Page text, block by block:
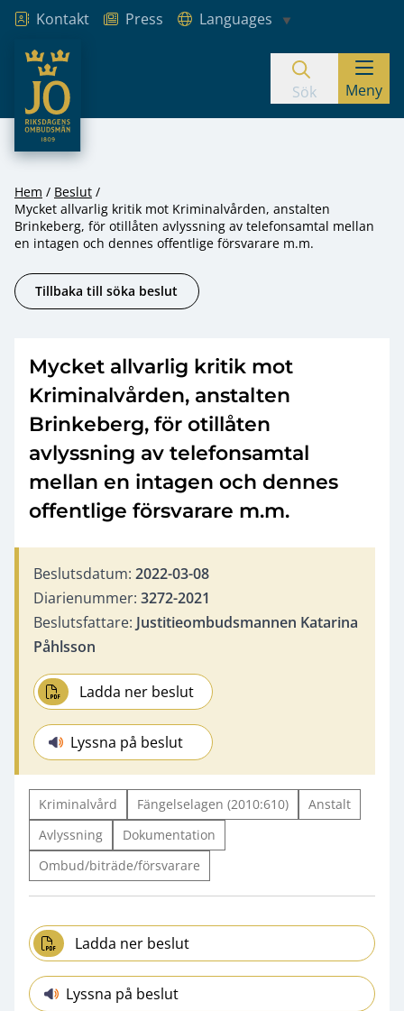
Hoppa till innehåll
Kontakt Press
Languages
JO – Riksdagens Ombudsmän
Sök Meny
Hem
Beslut
Mycket allvarlig kritik mot Kriminalvården, anstalten
Brinkeberg, för otillåten avlyssning av telefonsamtal mellan
en intagen och dennes offentlige försvarare m.m.
Tillbaka till söka beslut
Mycket allvarlig kritik mot
Kriminalvården, anstalten
Brinkeberg, för otillåten
avlyssning av telefonsamtal
mellan en intagen och dennes
offentlige försvarare m.m.
Beslutsdatum: 2022-03-08
Diarienummer: 3272-2021
Beslutsfattare: Justitieombudsmannen Katarina
Påhlsson
Ladda ner beslut
Lyssna på beslut
Kriminalvård Fängelselagen (2010:610)
Anstalt
Avlyssning
Dokumentation
Ombud/biträde/försvarare
Ladda ner beslut
Lyssna på beslut